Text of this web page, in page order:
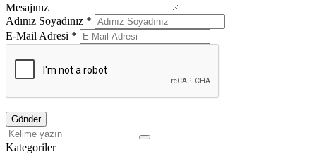
Mesajınız
Adınız Soyadınız *
E-Mail Adresi *
Gönder
Kategoriler